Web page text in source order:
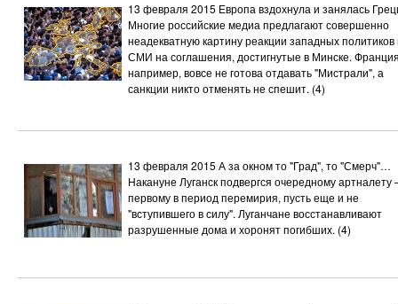
13 февраля 2015 Европа вздохнула и занялась
Многие российские медиа предлагают совершенно
неадекватную картину реакции западных политиков
СМИ на соглашения, достигнутые в Минске.
например, вовсе не готова отдавать "Мистрали", а
санкции никто отменять не спешит. (4)
13 февраля 2015 А за окном то "Град", то "Смерч"…
Накануне Луганск подвергся очередному артналету
первому в период перемирия, пусть еще и не
"вступившего в силу". Луганчане восстанавливают
разрушенные дома и хоронят погибших. (4)